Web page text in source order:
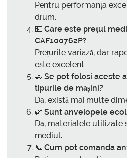
Pentru performanța
drum.
💵 Care este prețul
CAF100762P?
Prețurile variază, dar
este excelent.
🚗 Se pot folosi aceste
tipurile de mașini?
Da, există mai multe
🌿 Sunt anvelopele
Da, materialele utilizate
mediul.
📞 Cum pot comanda